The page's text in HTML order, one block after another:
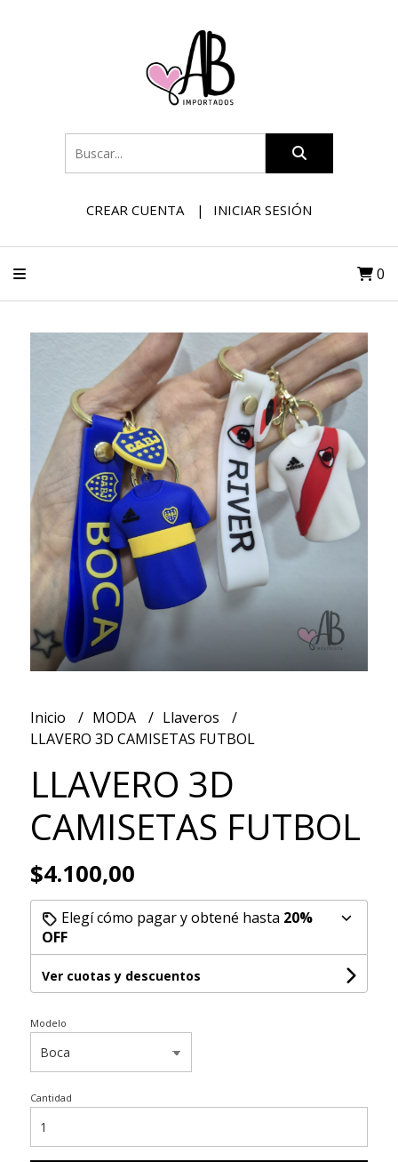
CREAR CUENTA INICIAR SESIÓN
0
Inicio MODA
Llaveros
LLAVERO 3D CAMISETAS FUTBOL
LLAVERO 3D
CAMISETAS FUTBOL
$4.100,00
Elegí cómo pagar y obtené hasta 20%
OFF
Ver cuotas y descuentos
Modelo
Cantidad